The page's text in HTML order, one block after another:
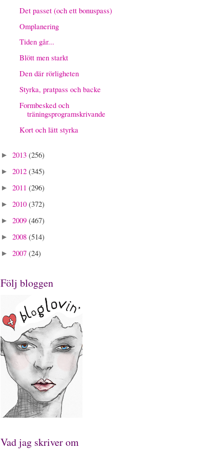
Det passet (och ett bonuspass)
Omplanering
Tiden går...
Blött men starkt
Den där rörligheten
Styrka, pratpass och backe
Formbesked och
träningsprogramskrivande
Kort och lätt styrka
► 2013 (256)
► 2012 (345)
► 2011 (296)
► 2010 (372)
► 2009 (467)
► 2008 (514)
► 2007 (24)
Följ bloggen
Vad jag skriver om